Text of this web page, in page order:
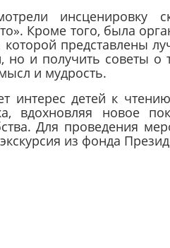
инсценировку
Кроме того, была
представлены
но и получить советы о
и мудрость.
интерес детей к
вдохновляя новое
Для проведения
из фонда